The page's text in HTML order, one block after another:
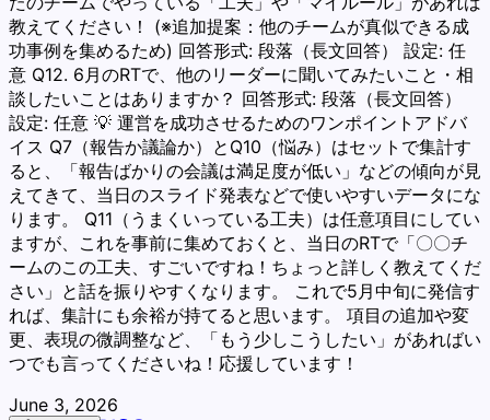
教えてください！ (※追加提案：他のチームが真似できる成
功事例を集めるため) 回答形式: 段落（長文回答） 設定: 任
意 Q12. 6月のRTで、他のリーダーに聞いてみたいこと・相
談したいことはありますか？ 回答形式: 段落（長文回答）
設定: 任意 💡 運営を成功させるためのワンポイントアドバ
イス Q7（報告か議論か）とQ10（悩み）はセットで集計す
ると、「報告ばかりの会議は満足度が低い」などの傾向が見
えてきて、当日のスライド発表などで使いやすいデータにな
ります。 Q11（うまくいっている工夫）は任意項目にしてい
ますが、これを事前に集めておくと、当日のRTで「〇〇チ
ームのこの工夫、すごいですね！ちょっと詳しく教えてくだ
さい」と話を振りやすくなります。 これで5月中旬に発信す
れば、集計にも余裕が持てると思います。 項目の追加や変
更、表現の微調整など、「もう少しこうしたい」があればい
つでも言ってくださいね！応援しています！
June 3, 2026